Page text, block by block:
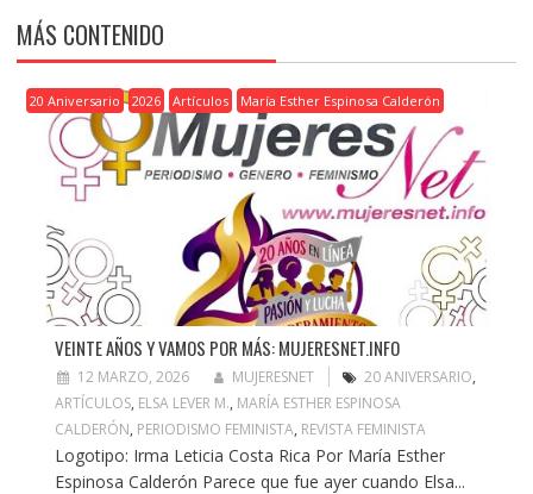
MÁS CONTENIDO
20 Aniversario 2026 Artículos María Esther Espinosa Calderón
VEINTE AÑOS Y VAMOS POR MÁS: MUJERESNET.INFO
12 MARZO, 2026 MUJERESNET 20 ANIVERSARIO,
ARTÍCULOS, ELSA LEVER M., MARÍA ESTHER ESPINOSA
CALDERÓN, PERIODISMO FEMINISTA, REVISTA FEMINISTA
Logotipo: Irma Leticia Costa Rica Por María Esther
Espinosa Calderón Parece que fue ayer cuando Elsa...